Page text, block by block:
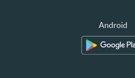
Android